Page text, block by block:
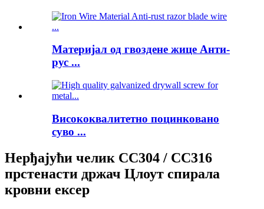
Материјал од гвоздене жице Анти-
рус ...
Висококвалитетно поцинковано
суво ...
Нерђајући челик СС304 / СС316
прстенасти држач Цлоут спирала
кровни ексер